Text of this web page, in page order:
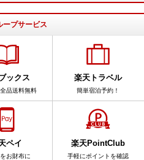
ープサービス
ックス
品送料無料
楽天トラベル
簡単宿泊予約！
ペイ
お財布に
楽天PointClub
手軽にポイントを確認